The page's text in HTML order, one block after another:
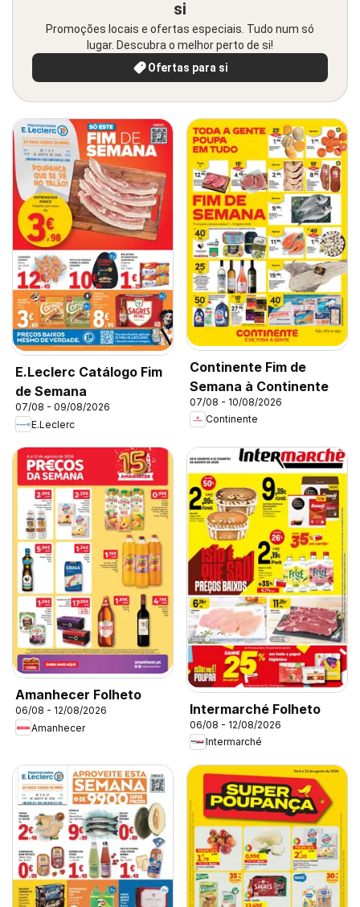
si
Promoções locais e ofertas especiais. Tudo num só
lugar. Descubra o melhor perto de si!
Ofertas para si
E.Leclerc Catálogo Fim
de Semana
07/08 - 09/08/2026
E.Leclerc
Continente Fim de
Semana à Continente
07/08 - 10/08/2026
Continente
Amanhecer Folheto
06/08 - 12/08/2026
Amanhecer
Intermarché Folheto
06/08 - 12/08/2026
Intermarché